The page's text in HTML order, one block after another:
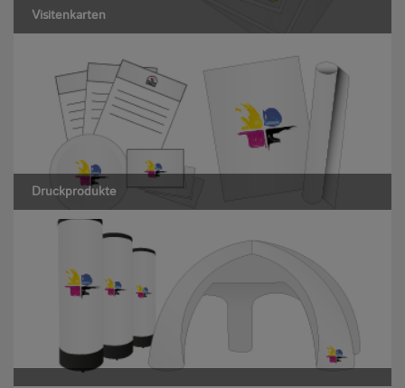
Druckprodukte
Visitenkarten